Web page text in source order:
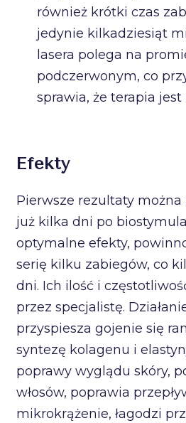
również krótki czas
jedynie kilkadziesiąt
lasera polega na
podczerwonym, co
sprawia, że terapia
Efekty
Pierwsze rezultaty
już kilka dni po
optymalne efekty,
serię kilku zabiegów, co
dni. Ich ilość i
przez specjalistę.
przyspiesza gojenie się
syntezę kolagenu i
poprawy wyglądu skóry,
włosów, poprawia
mikrokrążenie, łagodzi